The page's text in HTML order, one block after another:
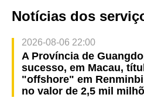
Notícias dos
2026-08-06 22:00
A Província de
sucesso, em Macau,
"offshore" em
no valor de 2,5 mil